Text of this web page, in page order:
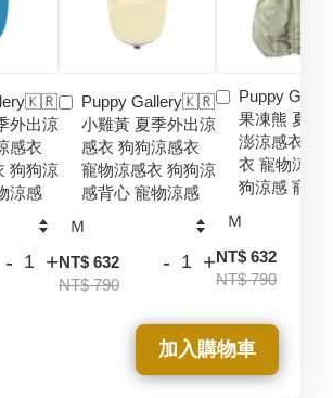
外出涼
感衣
狗狗涼
涼感
- +
Puppy Gallery🇰🇷
小雞黃 夏季外出涼
感衣 狗狗涼感衣
寵物涼感衣 狗狗涼
感背心 寵物涼感
NT$ 632
NT$ 790
- +
Puppy
果凍熊 夏季
澎涼感衣 狗
衣 寵物涼感
狗涼感 寵物
NT$ 632
NT$ 790
加入購物車